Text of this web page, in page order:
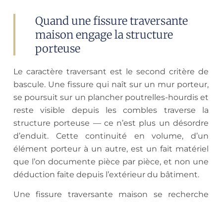
Quand une fissure traversante
maison engage la structure
porteuse
Le caractère traversant est le second critère de
bascule. Une fissure qui naît sur un mur porteur,
se poursuit sur un plancher poutrelles-hourdis et
reste visible depuis les combles traverse la
structure porteuse — ce n’est plus un désordre
d’enduit. Cette continuité en volume, d’un
élément porteur à un autre, est un fait matériel
que l’on documente pièce par pièce, et non une
déduction faite depuis l’extérieur du bâtiment.
Une fissure traversante maison se recherche